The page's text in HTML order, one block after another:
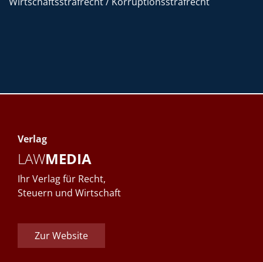
Verlag
LAWMEDIA
Ihr Verlag für Recht,
Steuern und Wirtschaft
Zur Website